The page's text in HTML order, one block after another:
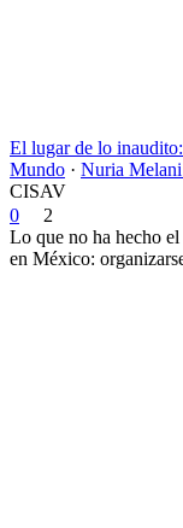
El lugar de lo
Mundo · Nuria
CISAV
0
2
Lo que no ha hecho el
en México: